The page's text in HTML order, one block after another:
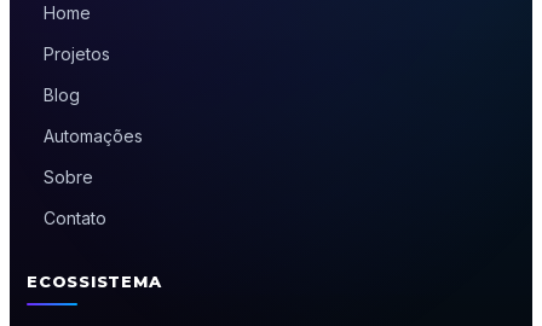
Home
Projetos
Blog
Automações
Sobre
Contato
ECOSSISTEMA